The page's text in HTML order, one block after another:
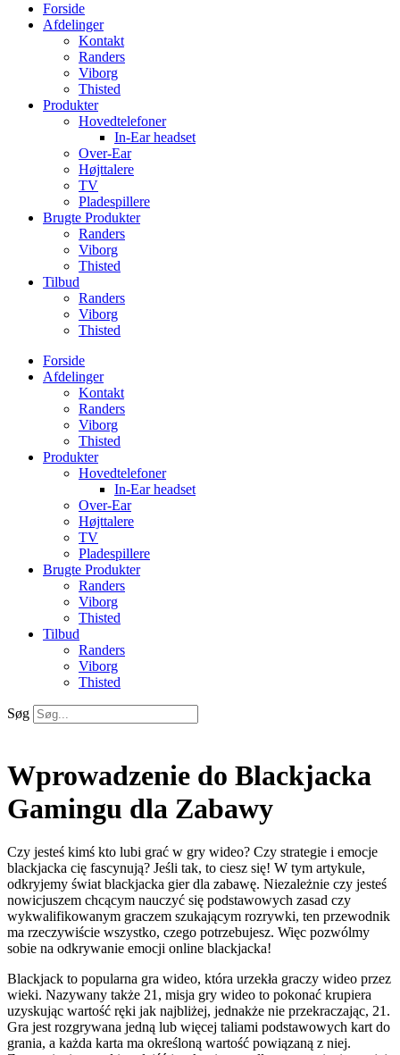
Forside
Afdelinger
Kontakt
Randers
Viborg
Thisted
Produkter
Hovedtelefoner
In-Ear headset
Over-Ear
Højttalere
TV
Pladespillere
Brugte Produkter
Randers
Viborg
Thisted
Tilbud
Randers
Viborg
Thisted
Forside
Afdelinger
Kontakt
Randers
Viborg
Thisted
Produkter
Hovedtelefoner
In-Ear headset
Over-Ear
Højttalere
TV
Pladespillere
Brugte Produkter
Randers
Viborg
Thisted
Tilbud
Randers
Viborg
Thisted
Søg
Wprowadzenie do Blackjacka
Gamingu dla Zabawy
Czy jesteś kimś kto lubi grać w gry wideo? Czy strategie i emocje
blackjacka cię fascynują? Jeśli tak, to ciesz się! W tym artykule,
odkryjemy świat blackjacka gier dla zabawę. Niezależnie czy jesteś
nowicjuszem chcącym nauczyć się podstawowych zasad czy
wykwalifikowanym graczem szukającym rozrywki, ten przewodnik
ma rzeczywiście wszystko, czego potrzebujesz. Więc pozwólmy
sobie na odkrywanie emocji online blackjacka!
Blackjack to popularna gra wideo, która urzekła graczy wideo przez
wieki. Nazywany także 21, misja gry wideo to pokonać krupiera
uzyskując wartość ręki jak najbliżej, jednakże nie przekraczając, 21.
Gra jest rozgrywana jedną lub więcej taliami podstawowych kart do
grania, a każda karta ma określoną wartość powiązaną z niej.